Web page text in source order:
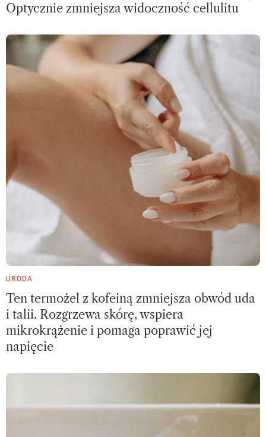
Optycznie zmniejsza widoczność cellulitu
URODA
Ten termożel z kofeiną zmniejsza obwód uda
i talii. Rozgrzewa skórę, wspiera
mikrokrążenie i pomaga poprawić jej
napięcie